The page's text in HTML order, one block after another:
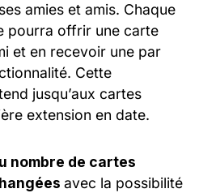
amies et amis. Chaque
pourra offrir une carte
et en recevoir une par
Cette
jusqu’aux cartes
extension en date.
nombre de cartes
avec la possibilité